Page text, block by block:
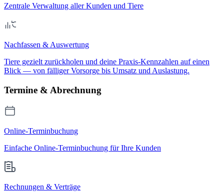
Zentrale Verwaltung aller Kunden und Tiere
Nachfassen & Auswertung
Tiere gezielt zurückholen und deine Praxis-Kennzahlen auf einen
Blick — von fälliger Vorsorge bis Umsatz und Auslastung.
Termine & Abrechnung
Online-Terminbuchung
Einfache Online-Terminbuchung für Ihre Kunden
Rechnungen & Verträge